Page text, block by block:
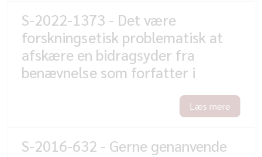
S-2022-1373 - Det være
forskningsetisk problematisk at
afskære en bidragsyder fra
benævnelse som forfatter i
Læs mere
S-2016-632 - Gerne genanvende